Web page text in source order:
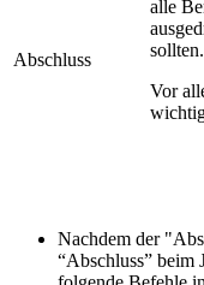
Abschluss
alle
sollten.
Vor
Nachdem der
“Abschluss” beim